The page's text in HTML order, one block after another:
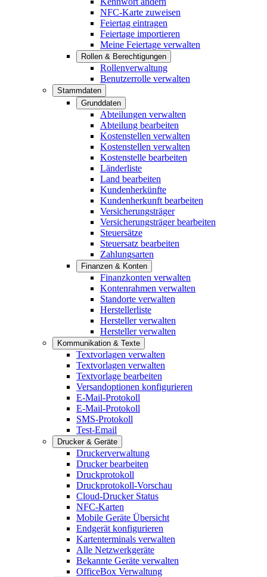
NFC-Karte zuweisen
Feiertag eintragen
Feiertage importieren
Meine Feiertage verwalten
Rollen & Berechtigungen
Rollenverwaltung
Benutzerrolle verwalten
Stammdaten
Grunddaten
Abteilungen verwalten
Abteilung bearbeiten
Kostenstellen verwalten
Kostenstellen verwalten
Kostenstelle bearbeiten
Länderliste
Land bearbeiten
Kundenherkünfte
Kundenherkunft bearbeiten
Versicherungsträger
Versicherungsträger bearbeiten
Steuersätze
Steuersatz bearbeiten
Zahlungsarten
Finanzen & Konten
Finanzkonten verwalten
Kontenrahmen verwalten
Standorte verwalten
Herstellerliste
Hersteller verwalten
Hersteller verwalten
Kommunikation & Texte
Textvorlagen verwalten
Textvorlagen verwalten
Textvorlage bearbeiten
Versandoptionen konfigurieren
E-Mail-Protokoll
E-Mail-Protokoll
SMS-Protokoll
Test-Email
Drucker & Geräte
Druckerverwaltung
Drucker bearbeiten
Druckprotokoll
Druckprotokoll-Vorschau
Cloud-Drucker Status
NFC-Karten
Mobile Geräte Übersicht
Endgerät konfigurieren
Kartenterminals verwalten
Alle Netzwerkgeräte
Bekannte Geräte verwalten
OfficeBox Verwaltung